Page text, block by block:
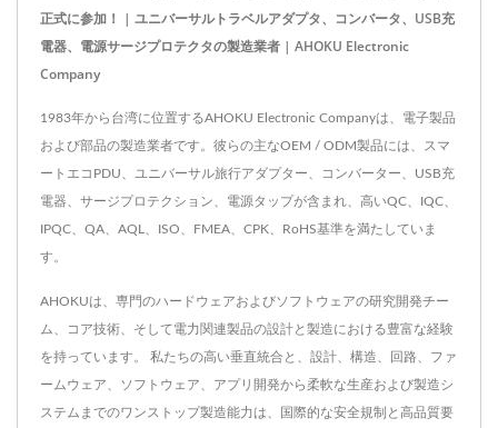
正式に参加！ | ユニバーサルトラベルアダプタ、コンバータ、USB充
電器、電源サージプロテクタの製造業者 | AHOKU Electronic
Company
1983年から台湾に位置するAHOKU Electronic Companyは、電子製品
および部品の製造業者です。彼らの主なOEM / ODM製品には、スマ
ートエコPDU、ユニバーサル旅行アダプター、コンバーター、USB充
電器、サージプロテクション、電源タップが含まれ、高いQC、IQC、
IPQC、QA、AQL、ISO、FMEA、CPK、RoHS基準を満たしていま
す。
AHOKUは、専門のハードウェアおよびソフトウェアの研究開発チー
ム、コア技術、そして電力関連製品の設計と製造における豊富な経験
を持っています。 私たちの高い垂直統合と、設計、構造、回路、ファ
ームウェア、ソフトウェア、アプリ開発から柔軟な生産および製造シ
ステムまでのワンストップ製造能力は、国際的な安全規制と高品質要